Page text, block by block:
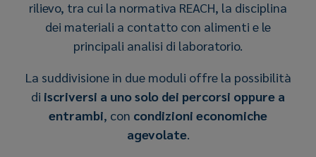
rilievo, tra cui la normativa REACH, la disciplina
dei materiali a contatto con alimenti e le
principali analisi di laboratorio.
La suddivisione in due moduli offre la possibilità
di iscriversi a uno solo dei percorsi oppure a
entrambi, con condizioni economiche
agevolate.